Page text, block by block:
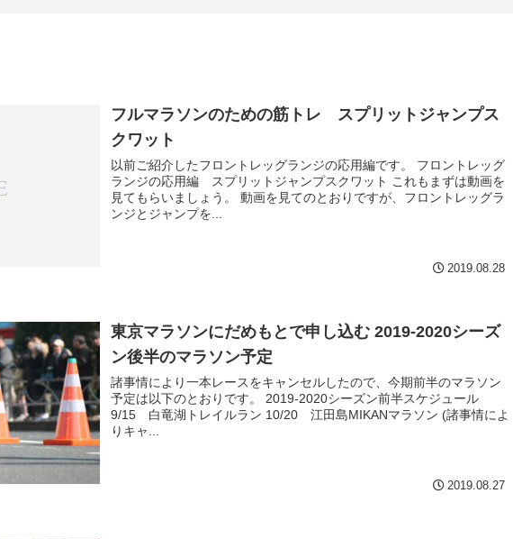
フルマラソンのための筋トレ スプリットジャンプス
クワット
以前ご紹介したフロントレッグランジの応用編です。 フロントレッグ
ランジの応用編 スプリットジャンプスクワット これもまずは動画を
見てもらいましょう。 動画を見てのとおりですが、フロントレッグラ
ンジとジャンプを...
2019.08.28
東京マラソンにだめもとで申し込む 2019-2020シーズ
ン後半のマラソン予定
諸事情により一本レースをキャンセルしたので、今期前半のマラソン
予定は以下のとおりです。 2019-2020シーズン前半スケジュール
9/15 白竜湖トレイルラン 10/20 江田島MIKANマラソン (諸事情によ
りキャ...
2019.08.27